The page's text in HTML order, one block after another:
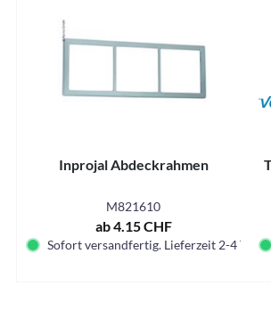
Inprojal Abdeckrahmen
M821610
ab 4.15 CHF
Sofort versandfertig. Lieferzeit 2-4 Tage.